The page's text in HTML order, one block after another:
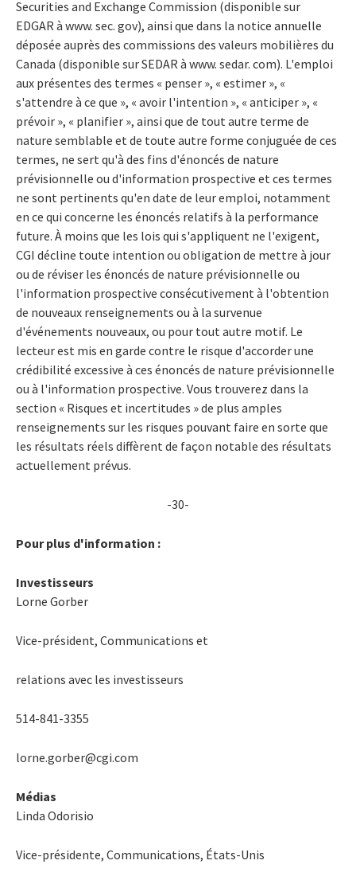
Securities and Exchange Commission (disponible sur
EDGAR à www. sec. gov), ainsi que dans la notice annuelle
déposée auprès des commissions des valeurs mobilières du
Canada (disponible sur SEDAR à www. sedar. com). L'emploi
aux présentes des termes « penser », « estimer », «
s'attendre à ce que », « avoir l'intention », « anticiper », «
prévoir », « planifier », ainsi que de tout autre terme de
nature semblable et de toute autre forme conjuguée de ces
termes, ne sert qu'à des fins d'énoncés de nature
prévisionnelle ou d'information prospective et ces termes
ne sont pertinents qu'en date de leur emploi, notamment
en ce qui concerne les énoncés relatifs à la performance
future. À moins que les lois qui s'appliquent ne l'exigent,
CGI décline toute intention ou obligation de mettre à jour
ou de réviser les énoncés de nature prévisionnelle ou
l'information prospective consécutivement à l'obtention
de nouveaux renseignements ou à la survenue
d'événements nouveaux, ou pour tout autre motif. Le
lecteur est mis en garde contre le risque d'accorder une
crédibilité excessive à ces énoncés de nature prévisionnelle
ou à l'information prospective. Vous trouverez dans la
section « Risques et incertitudes » de plus amples
renseignements sur les risques pouvant faire en sorte que
les résultats réels diffèrent de façon notable des résultats
actuellement prévus.
-30-
Pour plus d'information :
Investisseurs
Lorne Gorber
Vice-président, Communications et
relations avec les investisseurs
514-841-3355
lorne.gorber@cgi.com
Médias
Linda Odorisio
Vice-présidente, Communications, États-Unis